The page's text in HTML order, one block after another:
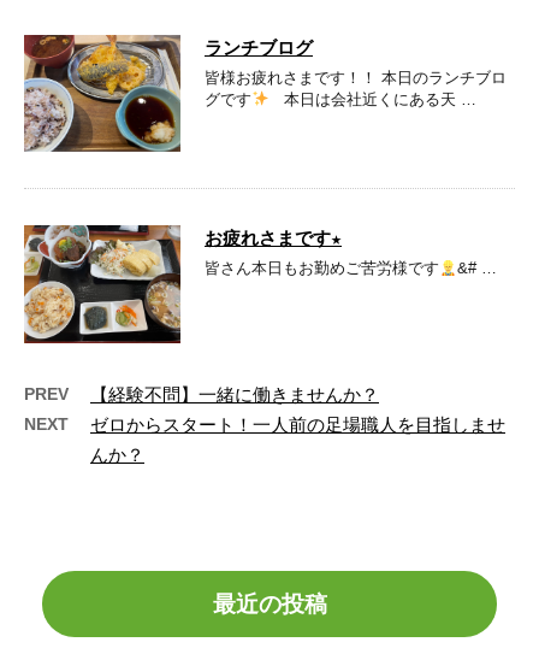
ランチブログ
皆様お疲れさまです！！ 本日のランチブロ
グです
本日は会社近くにある天 …
お疲れさまです★
皆さん本日もお勤めご苦労様です &# …
PREV 【経験不問】一緒に働きませんか？
NEXT
ゼロからスタート！一人前の足場職人を目指しませ
んか？
最近の投稿